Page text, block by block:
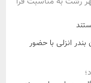
انزلی با حضور